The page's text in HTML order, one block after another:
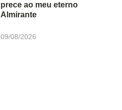
prece ao meu eterno
Almirante
09/08/2026